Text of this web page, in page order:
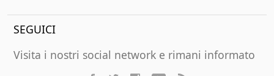
SEGUICI
Visita i nostri social network e rimani informato